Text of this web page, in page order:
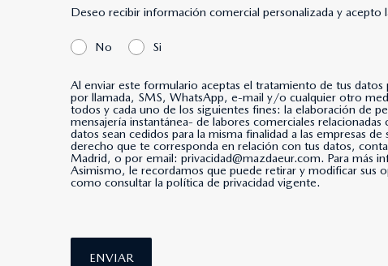
Deseo recibir información comercial personalizada y acepto
No Si
Al enviar este formulario aceptas el tratamiento de tus
por llamada, SMS, WhatsApp, e-mail y/o cualquier otro medio de mensajería instantánea. *Al marcar esta casilla,
todos y cada uno de los siguientes fines: la elaboración de
mensajería instantánea- de labores comerciales
datos sean cedidos para la misma finalidad a las empresas
derecho que te corresponda en relación con tus datos,
Madrid, o por email: privacidad@mazdaeur.com. Para más
Asimismo, le recordamos que puede retirar y modificar sus
como consultar la política de privacidad vigente.
ENVIAR